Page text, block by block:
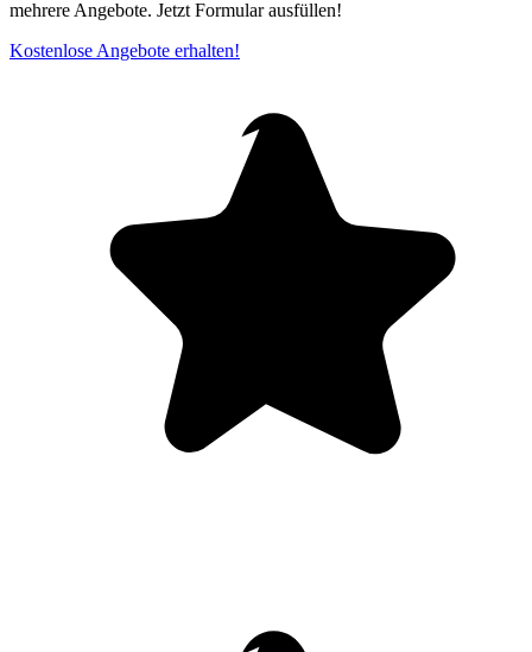
mehrere Angebote. Jetzt Formular ausfüllen!
Kostenlose Angebote erhalten!